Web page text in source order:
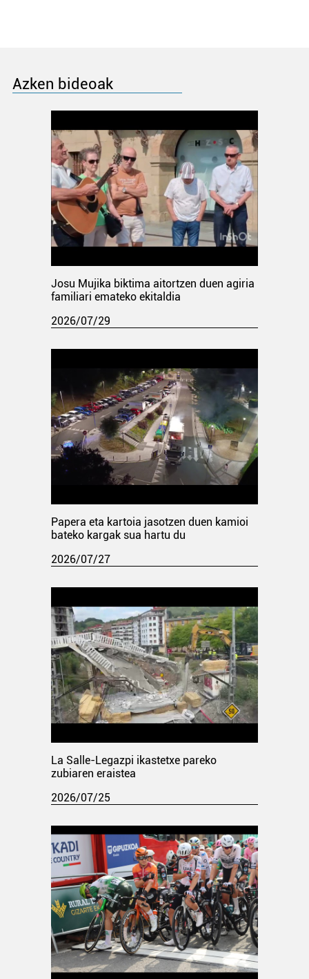
Azken bideoak
Josu Mujika biktima aitortzen duen agiria
familiari emateko ekitaldia
2026/07/29
Papera eta kartoia jasotzen duen kamioi
bateko kargak sua hartu du
2026/07/27
La Salle-Legazpi ikastetxe pareko
zubiaren eraistea
2026/07/25